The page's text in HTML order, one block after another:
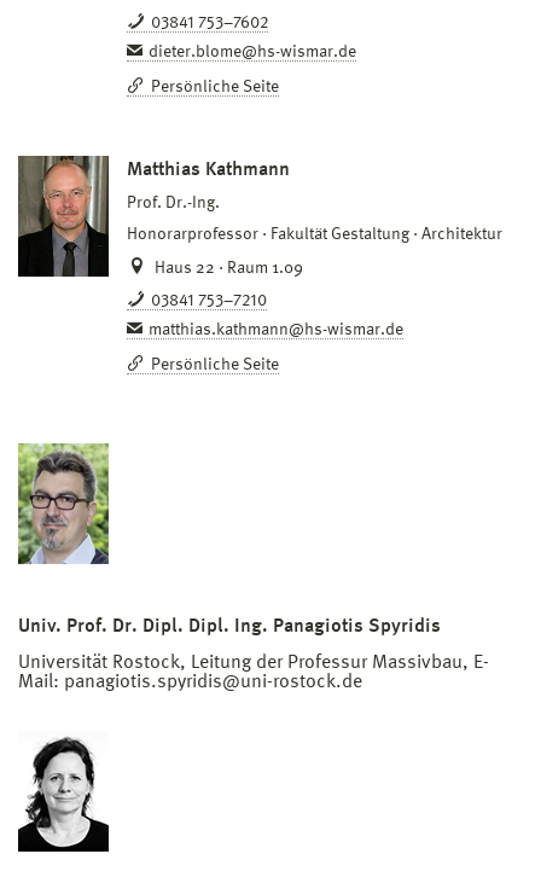
03841 753–7602
dieter.blome@hs-wismar.de
Persönliche Seite
Matthias Kathmann
Prof. Dr.-Ing.
Honorarprofessor
Fakultät Gestaltung
Architektur
Haus 22 · Raum 1.09
03841 753–7210
matthias.kathmann@hs-wismar.de
Persönliche Seite
Univ. Prof. Dr. Dipl. Dipl. Ing. Panagiotis Spyridis
Universität Rostock, Leitung der Professur Massivbau, E-
Mail: panagiotis.spyridis@uni-rostock.de